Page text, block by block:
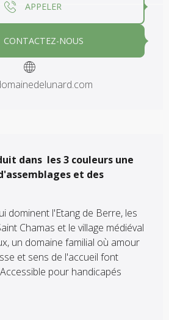
APPELER
CONTACTEZ-NOUS
dans  les 3 couleurs une
et des
dominent l'Etang de Berre, les
Chamas et le village médiéval
un domaine familial où amour
et sens de l'accueil font
pour handicapés